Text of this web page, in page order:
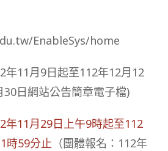
EnableSys/home
年11月9日起至112年12月12
30日網站公告簡章電子檔)
年11月29日上午9時起至112
時59分止 （團體報名：112年